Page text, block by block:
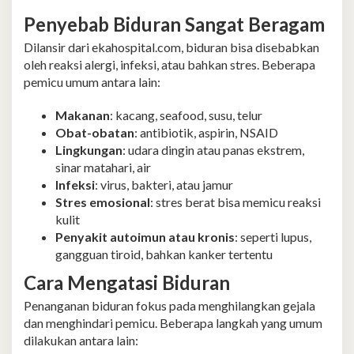
Penyebab Biduran Sangat Beragam
Dilansir dari ekahospital.com, biduran bisa disebabkan
oleh reaksi alergi, infeksi, atau bahkan stres. Beberapa
pemicu umum antara lain:
Makanan: kacang, seafood, susu, telur
Obat-obatan: antibiotik, aspirin, NSAID
Lingkungan: udara dingin atau panas ekstrem,
sinar matahari, air
Infeksi: virus, bakteri, atau jamur
Stres emosional: stres berat bisa memicu reaksi
kulit
Penyakit autoimun atau kronis: seperti lupus,
gangguan tiroid, bahkan kanker tertentu
Cara Mengatasi Biduran
Penanganan biduran fokus pada menghilangkan gejala
dan menghindari pemicu. Beberapa langkah yang umum
dilakukan antara lain: